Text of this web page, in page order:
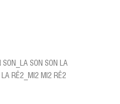
SON SON LA
RÊ2_MI2 MI2 RÊ2